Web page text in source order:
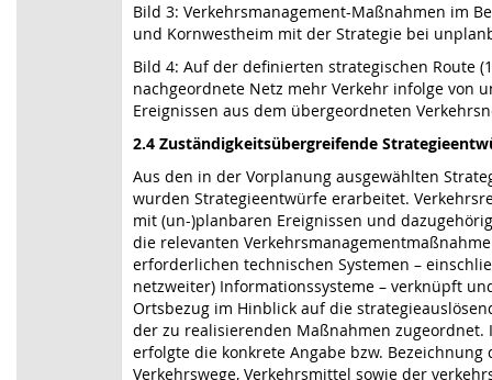
Bild 3: Verkehrsmanagement-Maßnahmen im
und Kornwestheim mit der Strategie bei
Bild 4: Auf der definierten strategischen Route
nachgeordnete Netz mehr Verkehr infolge von
Ereignissen aus dem übergeordneten
2.4 Zuständigkeitsübergreifende
Aus den in der Vorplanung ausgewählten
wurden Strategieentwürfe erarbeitet.
mit (un-)planbaren Ereignissen und
die relevanten
erforderlichen technischen Systemen –
netzweiter) Informationssysteme – verknüpft
Ortsbezug im Hinblick auf die
der zu realisierenden Maßnahmen zugeordnet.
erfolgte die konkrete Angabe bzw. Bezeichnung
Verkehrswege, Verkehrsmittel sowie der